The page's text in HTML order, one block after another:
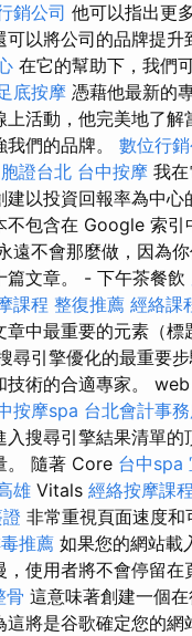
銷公司 他可以指出更
以將公司的品牌提升
在它的幫助下，我們
底按摩 憑藉他最新的
上活動，他完美地了解
們的品牌。 數位行
證台北 台中按摩 我
建以投資回報率為中心
不包含在 Google 索引
遠不會那麼做，因為
篇文章。 - 下午茶餐飲
課程 整復推薦 經絡課
章中最重要的元素（標
尋引擎優化的最重要
技術的合適專家。
按摩spa 台北會計事
入搜尋引擎結果清單的
。 隨著 Core 台中spa
雄 Vitals 經絡按摩課
非常重視頁面速度和
推薦 如果您的網站載
使用者將不會停留在
骨 這意味著創建一個
這將是谷歌確定您的網